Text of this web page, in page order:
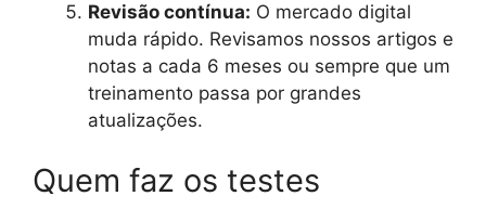
Revisão contínua: O mercado digital
muda rápido. Revisamos nossos artigos e
notas a cada 6 meses ou sempre que um
treinamento passa por grandes
atualizações.
Quem faz os testes